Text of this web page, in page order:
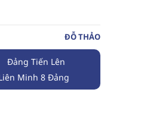
ĐỖ THẢO
Đảng Tiến Lên
Minh 8 Đảng